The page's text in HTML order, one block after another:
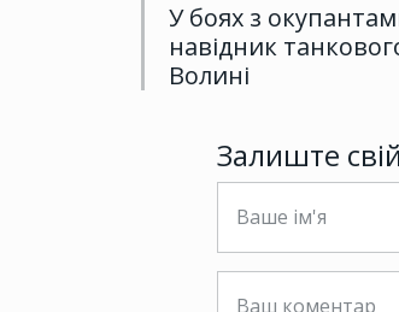
У боях з
навідник
Волині
Залиште